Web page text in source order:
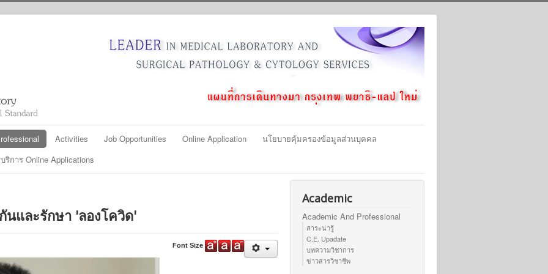
Activities Job Opportunities Online Application
นโยบายคุ้มครองข้อมูลส่วนบุคคล
การ Online Applications
และรักษา 'ลองโควิด'
Font Size
Academic
Academic And Professional
สาระน่ารู้
C.E. Upadate
บทความวิชาการ
ข่าวสารวิชาชีพ